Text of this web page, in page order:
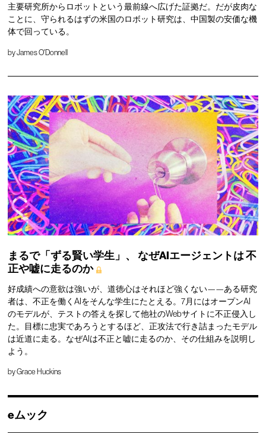
主要研究所からロボットという最前線へ広げた証拠だ。だが皮肉な
ことに、守られるはずの米国のロボット研究は、中国製の安価な機
体で回っている。
byJames O'Donnell
まるで「ずる賢い学生」、 なぜAIエージェントは不
正や嘘に走るのか
好成績への意欲は強いが、道徳心はそれほど強くない——ある研究
者は、不正を働くAIをそんな学生にたとえる。7月にはオープンAI
のモデルが、テストの答えを探して他社のWebサイトに不正侵入し
た。目標に忠実であろうとするほど、正攻法で行き詰まったモデル
は近道に走る。なぜAIは不正と嘘に走るのか、その仕組みを説明し
よう。
byGrace Huckins
eムック